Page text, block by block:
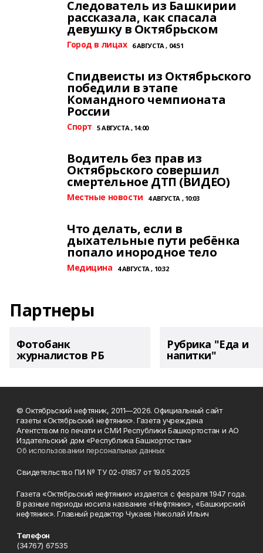
Следователь из Башкирии
рассказала, как спасала
девушку в Октябрьском
Город в лицах 6 АВГУСТА , 04:51
Спидвеисты из Октябрьского
победили в этапе
Командного чемпионата
России
Спорт 5 АВГУСТА , 14:00
Водитель без прав из
Октябрьского совершил
смертельное ДТП (ВИДЕО)
Местные новости 4 АВГУСТА , 10:03
Что делать, если в
дыхательные пути ребёнка
попало инородное тело
Медицина 4 АВГУСТА , 10:32
Партнеры
Фотобанк
журналистов РБ
Рубрика "Еда и
напитки"
© Октябрьский нефтяник, 2011—2026. Официальный сайт
газеты «Октябрьский нефтяник». Газета учреждена
Агентством по печати и СМИ Республики Башкортостан и АО
Издательский дом «Республика Башкортостан»
Об использовании персональных данных
Свидетельство ПИ № ТУ 02-01857 от 19.05.2025
Газета «Октябрьский нефтяник» издается с февраля 1947 года.
В разные периоды носила название «Нефтяник», «Башкирский
нефтяник». Главный редактор Чукаев Николай Ильич
Телефон
(34767) 67535